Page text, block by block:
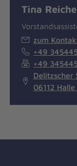
Tina
zum
+49
+49
Delitzscher
06112